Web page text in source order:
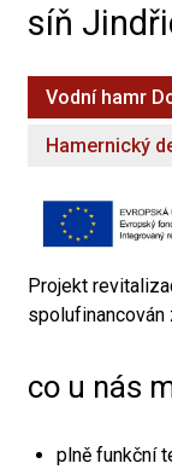
síň
Vodní hamr
Hamernický
Projekt
spolufinancován
co u nás
plně funkční